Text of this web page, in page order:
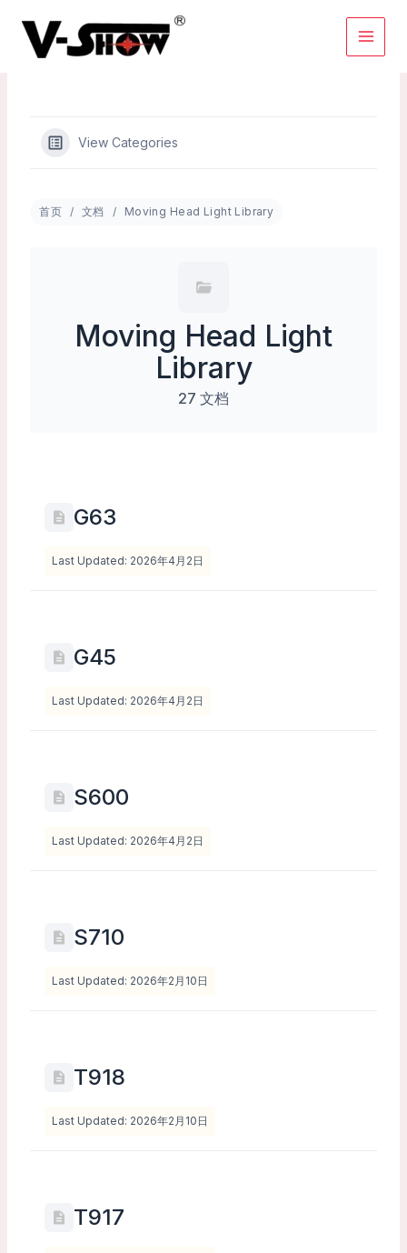
content
View Categories
首页 文档 Moving Head Light Library
Moving Head Light
Library
27 文档
G63
Last Updated: 2026年4月2日
G45
Last Updated: 2026年4月2日
S600
Last Updated: 2026年4月2日
S710
Last Updated: 2026年2月10日
T918
Last Updated: 2026年2月10日
T917